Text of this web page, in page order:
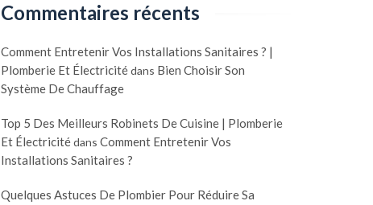
Commentaires récents
Comment Entretenir Vos Installations Sanitaires ? |
Plomberie Et Électricitédans Bien Choisir Son
Système De Chauffage
Top 5 Des Meilleurs Robinets De Cuisine | Plomberie
Et Électricitédans Comment Entretenir Vos
Installations Sanitaires ?
Quelques Astuces De Plombier Pour Réduire Sa